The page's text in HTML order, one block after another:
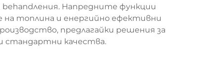
Напредните функции
топлина и енергийно ефективни
предлагайки решения за
стандартни качества.